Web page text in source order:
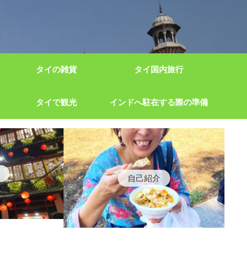
タイの雑貨 タイ国内旅行
タイで観光 インドへ駐在する際の準備
自己紹介